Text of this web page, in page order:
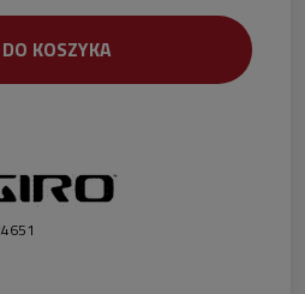
DO KOSZYKA